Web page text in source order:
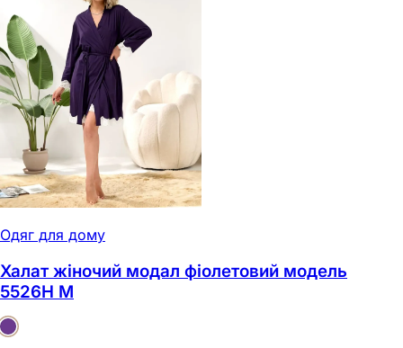
Одяг для дому
Халат жіночий модал фіолетовий модель
5526H M